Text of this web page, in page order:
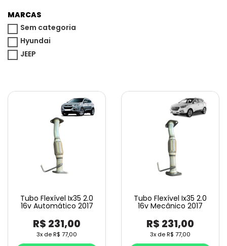
MARCAS
Sem categoria
Hyundai
JEEP
Tubo Flexível Ix35 2.0
16v Automático 2017
R$ 231,00
3x deR$ 77,00
Tubo Flexível Ix35 2.0
16v Mecânico 2017
R$ 231,00
3x deR$ 77,00